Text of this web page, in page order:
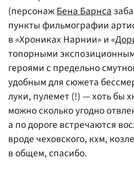
(персонажБена Барнса
пункты фильмографии
в «Хрониках Нарнии» и «
топорными
героями с предельно
удобным для сюжета
луки, пулемет (!) — хоть бы
можно сколько угодно
а по дороге встречаются
вроде чеховского, кхм,
в общем, спасибо.